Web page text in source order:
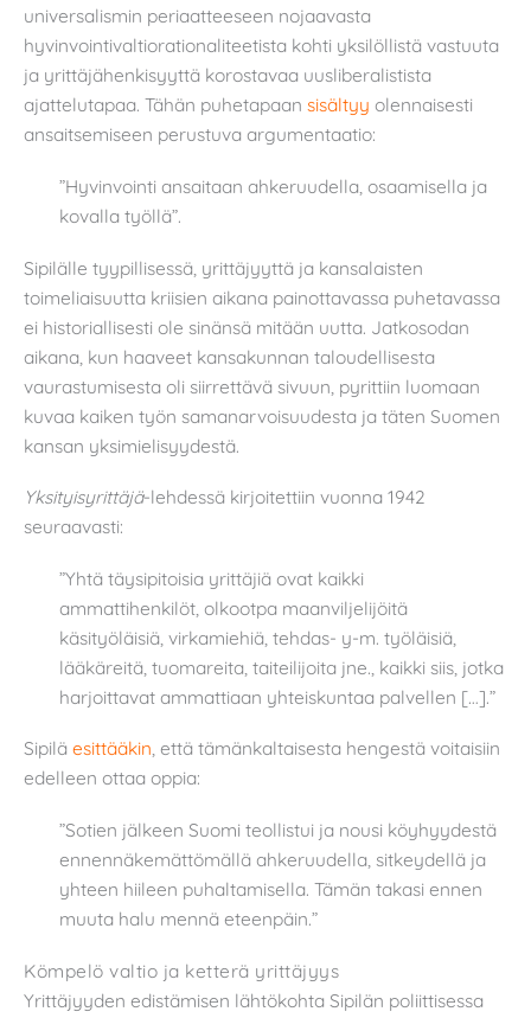
universalismin periaatteeseen nojaavasta
hyvinvointivaltiorationaliteetista kohti yksilöllistä vastuuta
ja yrittäjähenkisyyttä korostavaa uusliberalistista
ajattelutapaa. Tähän puhetapaan sisältyy olennaisesti
ansaitsemiseen perustuva argumentaatio:
”Hyvinvointi ansaitaan ahkeruudella, osaamisella ja
kovalla työllä”.
Sipilälle tyypillisessä, yrittäjyyttä ja kansalaisten
toimeliaisuutta kriisien aikana painottavassa puhetavassa
ei historiallisesti ole sinänsä mitään uutta. Jatkosodan
aikana, kun haaveet kansakunnan taloudellisesta
vaurastumisesta oli siirrettävä sivuun, pyrittiin luomaan
kuvaa kaiken työn samanarvoisuudesta ja täten Suomen
kansan yksimielisyydestä.
Yksityisyrittäjä-lehdessä kirjoitettiin vuonna 1942
seuraavasti:
”Yhtä täysipitoisia yrittäjiä ovat kaikki
ammattihenkilöt, olkootpa maanviljelijöitä
käsityöläisiä, virkamiehiä, tehdas- y-m. työläisiä,
lääkäreitä, tuomareita, taiteilijoita jne., kaikki siis, jotka
harjoittavat ammattiaan yhteiskuntaa palvellen […].”
Sipilä esittääkin, että tämänkaltaisesta hengestä voitaisiin
edelleen ottaa oppia:
”Sotien jälkeen Suomi teollistui ja nousi köyhyydestä
ennennäkemättömällä ahkeruudella, sitkeydellä ja
yhteen hiileen puhaltamisella. Tämän takasi ennen
muuta halu mennä eteenpäin.”
Kömpelö valtio ja ketterä yrittäjyys
Yrittäjyyden edistämisen lähtökohta Sipilän poliittisessa